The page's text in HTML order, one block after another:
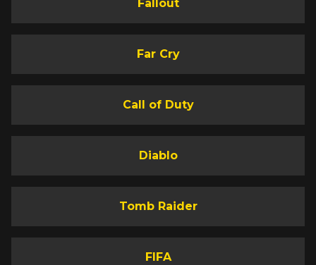
Fallout
Far Cry
Call of Duty
Diablo
Tomb Raider
FIFA